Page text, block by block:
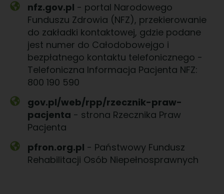
nfz.gov.pl - portal Narodowego
Funduszu Zdrowia (NFZ), przekierowanie
do zakładki kontaktowej, gdzie podane
jest numer do Całodobowejgo i
bezpłatnego kontaktu telefonicznego -
Telefoniczna Informacja Pacjenta NFZ:
800 190 590
gov.pl/web/rpp/rzecznik-praw-
pacjenta - strona Rzecznika Praw
Pacjenta
pfron.org.pl - Państwowy Fundusz
Rehabilitacji Osób Niepełnosprawnych